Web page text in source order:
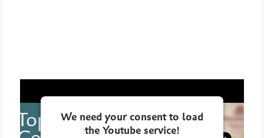
We need your consent to load
the Youtube service!